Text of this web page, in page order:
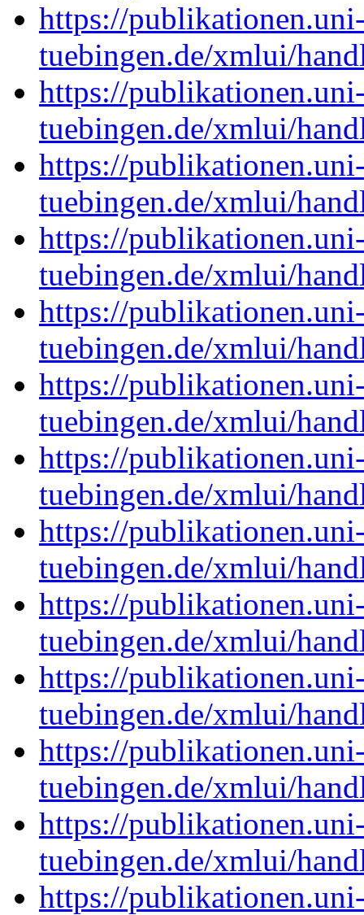
https://
tuebingen.de/xmlui/
https://
tuebingen.de/xmlui/
https://
tuebingen.de/xmlui/
https://
tuebingen.de/xmlui/
https://
tuebingen.de/xmlui/
https://
tuebingen.de/xmlui/
https://
tuebingen.de/xmlui/
https://
tuebingen.de/xmlui/
https://
tuebingen.de/xmlui/
https://
tuebingen.de/xmlui/
https://
tuebingen.de/xmlui/
https://
tuebingen.de/xmlui/
https://